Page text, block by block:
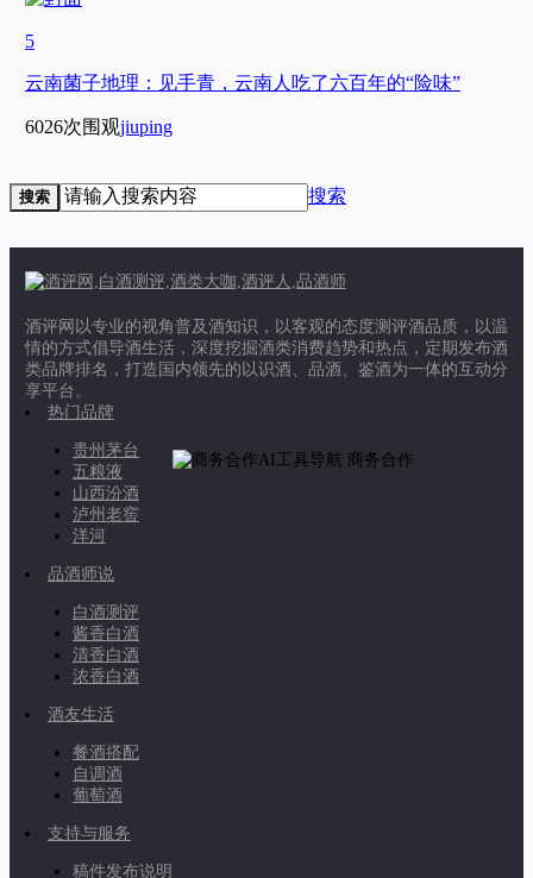
5
云南菌子地理：见手青，云南人吃了六百年的“险味”
6026次围观jiuping
搜索 搜索
酒评网以专业的视角普及酒知识，以客观的态度测评酒品质，以温
情的方式倡导酒生活，深度挖掘酒类消费趋势和热点，定期发布酒
类品牌排名，打造国内领先的以识酒、品酒、鉴酒为一体的互动分
享平台。
热门品牌
贵州茅台
五粮液
山西汾酒
泸州老窖
洋河
品酒师说
白酒测评
酱香白酒
清香白酒
浓香白酒
酒友生活
餐酒搭配
自调酒
葡萄酒
支持与服务
稿件发布说明
商务合作